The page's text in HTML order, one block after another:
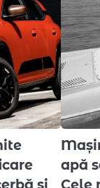
și
apă
Cele